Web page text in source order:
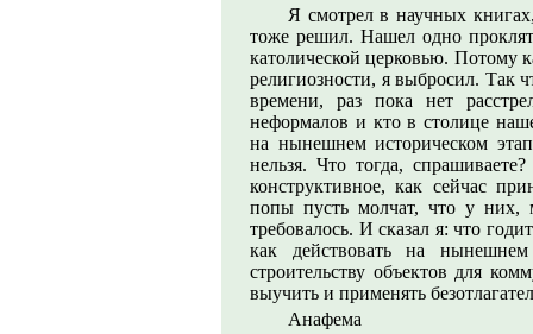
Я смотрел в научных
тоже решил. Нашел одно
католической церковью. Потому
религиозности, я выбросил. Так
времени, раз пока нет
неформалов и кто в столице
на нынешнем историческом
нельзя. Что тогда,
конструктивное, как сейчас
попы пусть молчат, что у них,
требовалось. И сказал я: что
как действовать на
строительству объектов для
выучить и применять
Анафема